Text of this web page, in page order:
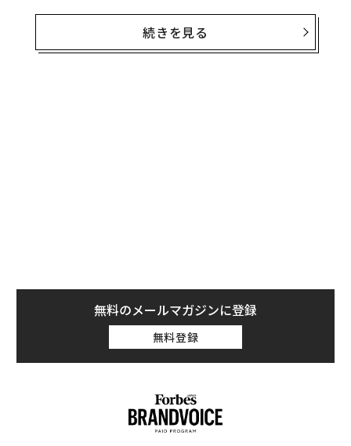
米国の富豪400人を保有資産額で順位付けしたランキン
グ「フォーブス400」に今年カリフォルニア州からラン
人の資産の合計は3兆3000億ドルだ。
続きを見る
無料のメールマガジンに登録
無料登録